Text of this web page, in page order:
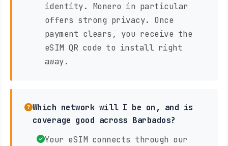
identity. Monero in particular
offers strong privacy. Once
payment clears, you receive the
eSIM QR code to install right
away.
Which network will I be on, and is
coverage good across Barbados?
Your eSIM connects through our